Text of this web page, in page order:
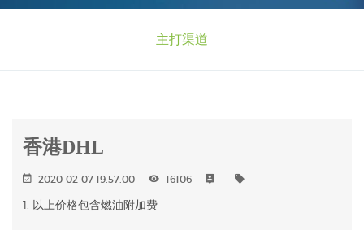
主打渠道
香港DHL
2020-02-07 19:57:00 16106
1. 以上价格包含燃油附加费